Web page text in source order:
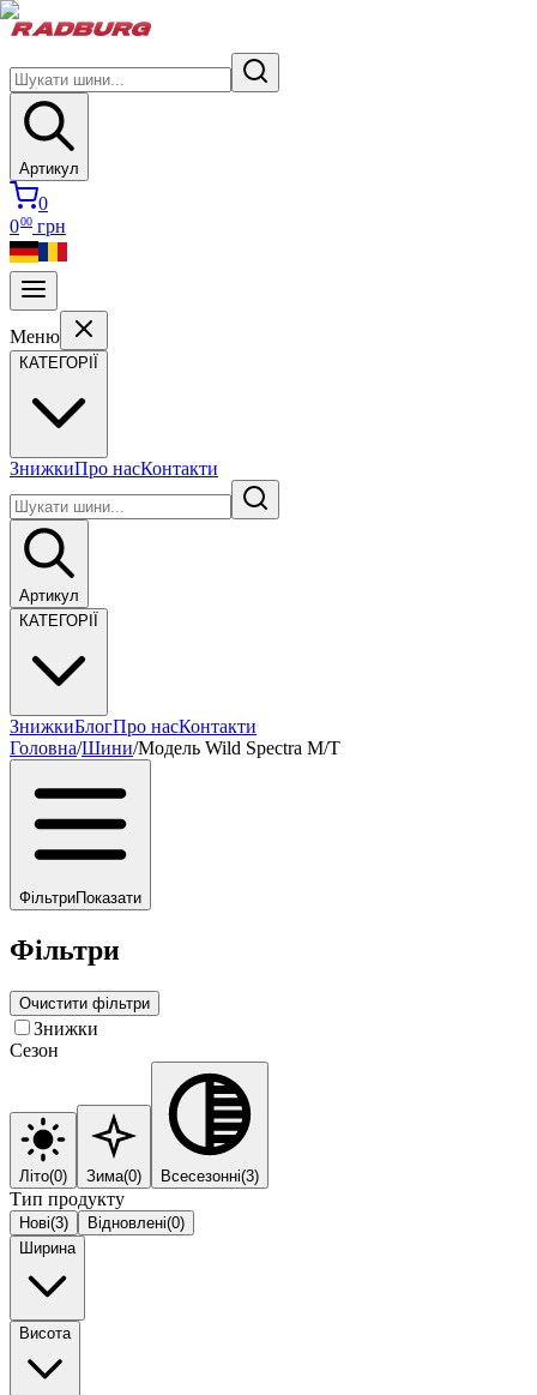
Артикул
0
000 грн
Меню
КАТЕГОРІЇ
ЗнижкиПро насКонтакти
Артикул
КАТЕГОРІЇ
ЗнижкиБлогПро насКонтакти
Головна/Шини/Модель Wild Spectra M/T
ФільтриПоказати
Фільтри
Очистити фільтри
Знижки
Сезон
Літо(0) Зима(0) Всесезонні(3)
Тип продукту
Нові(3) Відновлені(0)
Ширина
Висота